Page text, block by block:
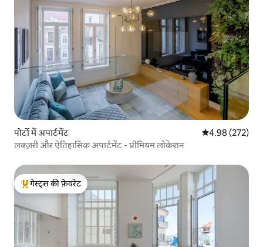
पोर्टो में अपार्टमेंट औसत रेटिंग 5 में से
4.98 (272)
लक्ज़री और ऐतिहासिक अपार्टमेंट - प्रीमियम लोकेशन
गेस्ट्स का टॉप फ़ेवरेट
गेस्ट्स की फ़ेवरेट